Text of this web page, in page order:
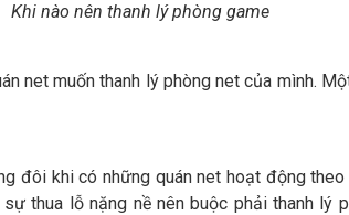
Khi nào nên thanh lý phòng game
net muốn thanh lý phòng net của mình.
đôi khi có những quán net hoạt động
thua lỗ nặng nề nên buộc phải thanh lý